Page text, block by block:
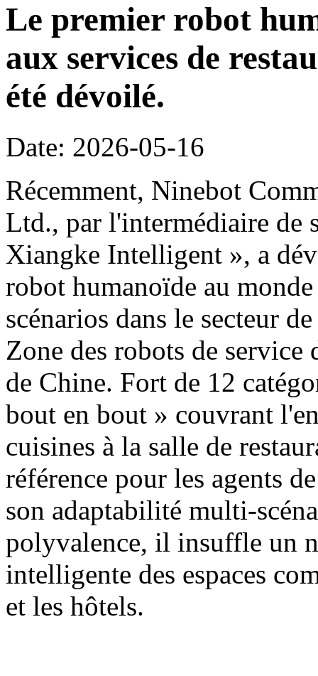
Le premier robot
aux services de
été dévoilé.
Date: 2026-05-16
Récemment, Ninebot
Ltd., par l'intermédiaire de
Xiangke Intelligent », a
robot humanoïde au
scénarios dans le secteur
Zone des robots de
de Chine. Fort de 12
bout en bout » couvrant
cuisines à la salle de
référence pour les agents
son adaptabilité multi-
polyvalence, il insuffle un
intelligente des espaces
et les hôtels.